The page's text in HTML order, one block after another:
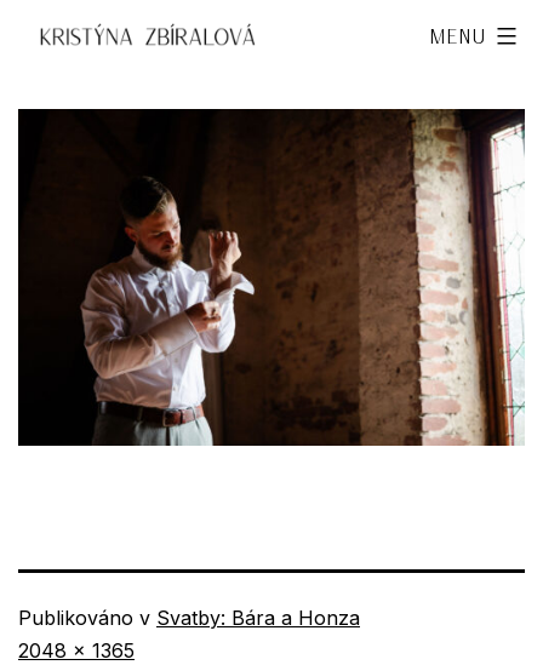
obsahu
Kristýna
Menu
Publikováno v Svatby: Bára a Honza
Původní
2048 × 1365